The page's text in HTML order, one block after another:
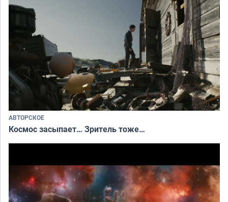
АВТОРСКОЕ
Космос засыпает… Зритель тоже…